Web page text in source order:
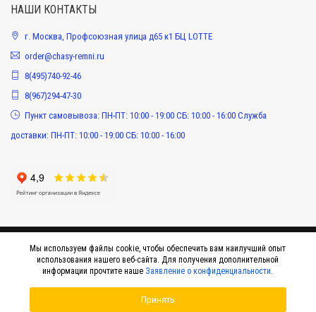
НАШИ КОНТАКТЫ
г. Москва, Профсоюзная улица д65 к1 БЦ LOTTE
order@chasy-remni.ru
8(495)740-92-46
8(967)294-47-30
Пункт самовывоза: ПН-ПТ: 10:00 - 19:00 СБ: 10:00 - 16:00 Служба
доставки: ПН-ПТ: 10:00 - 19:00 СБ: 10:00 - 16:00
© 2015-2026 Интернет-магазин оригинальных аксессуаров к наручным часам
Мы используем файлы cookie, чтобы обеспечить вам наилучший опыт
использования нашего веб-сайта. Для получения дополнительной
информации прочтите наше Заявление о конфиденциальности.
Принять